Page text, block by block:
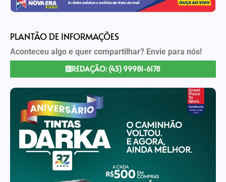
PLANTÃO DE INFORMAÇÕES
Aconteceu algo e quer compartilhar? Envie para nós!
REDAÇÃO: (43) 99981-6178